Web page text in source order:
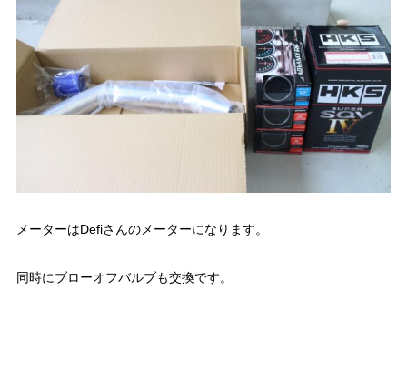
メーターはDefiさんのメーターになります。
同時にブローオフバルブも交換です。